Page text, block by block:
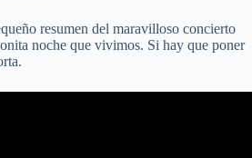
resumen del maravilloso concierto
noche que vivimos. Si hay que poner